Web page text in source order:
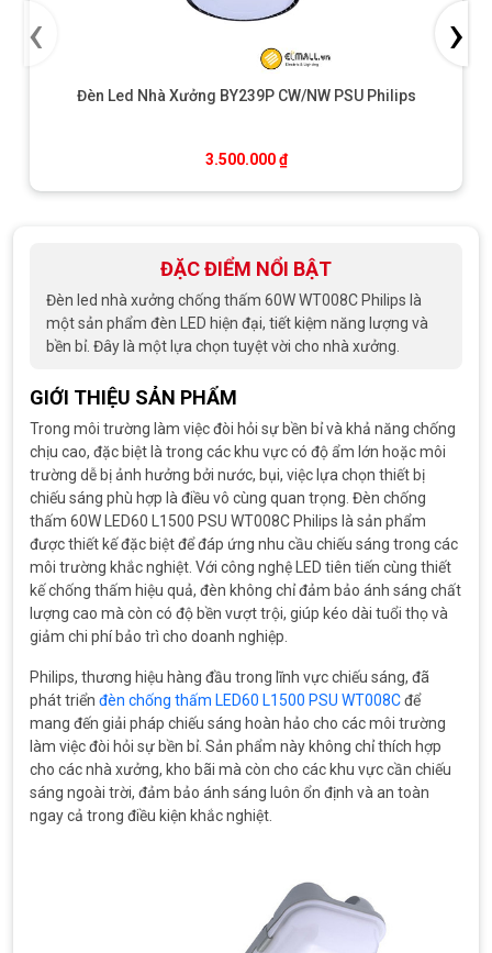
Đèn Led Nhà Xưởng BY239P CW/NW PSU Philips
3.500.000₫
‹ ›
ĐẶC ĐIỂM NỔI BẬT
Đèn led nhà xưởng chống thấm 60W WT008C Philips là
một sản phẩm đèn LED hiện đại, tiết kiệm năng lượng và
bền bỉ. Đây là một lựa chọn tuyệt vời cho nhà xưởng.
GIỚI THIỆU SẢN PHẨM
Trong môi trường làm việc đòi hỏi sự bền bỉ và khả năng chống
chịu cao, đặc biệt là trong các khu vực có độ ẩm lớn hoặc môi
trường dễ bị ảnh hưởng bởi nước, bụi, việc lựa chọn thiết bị
chiếu sáng phù hợp là điều vô cùng quan trọng. Đèn chống
thấm 60W LED60 L1500 PSU WT008C Philips là sản phẩm
được thiết kế đặc biệt để đáp ứng nhu cầu chiếu sáng trong các
môi trường khắc nghiệt. Với công nghệ LED tiên tiến cùng thiết
kế chống thấm hiệu quả, đèn không chỉ đảm bảo ánh sáng chất
lượng cao mà còn có độ bền vượt trội, giúp kéo dài tuổi thọ và
giảm chi phí bảo trì cho doanh nghiệp.
Philips, thương hiệu hàng đầu trong lĩnh vực chiếu sáng, đã
phát triển đèn chống thấm LED60 L1500 PSU WT008Cđể
mang đến giải pháp chiếu sáng hoàn hảo cho các môi trường
làm việc đòi hỏi sự bền bỉ. Sản phẩm này không chỉ thích hợp
cho các nhà xưởng, kho bãi mà còn cho các khu vực cần chiếu
sáng ngoài trời, đảm bảo ánh sáng luôn ổn định và an toàn
ngay cả trong điều kiện khắc nghiệt.